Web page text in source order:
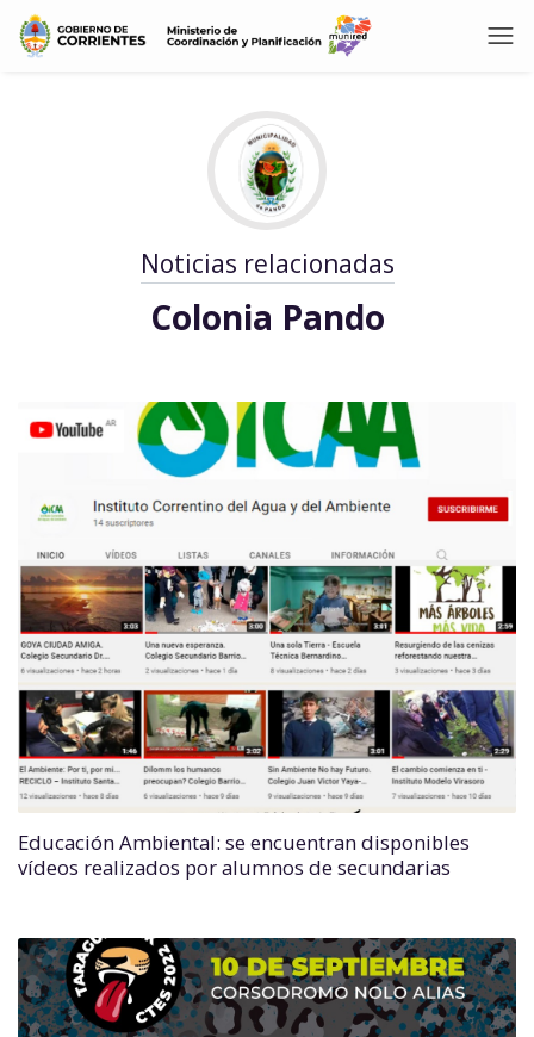
Noticias relacionadas
Colonia Pando
Educación Ambiental: se encuentran disponibles
vídeos realizados por alumnos de secundarias